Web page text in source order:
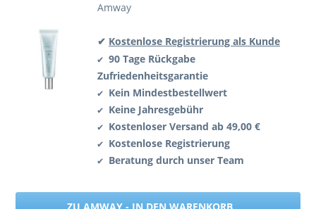
Amway
✔ Kostenlose Registrierung als Kunde
✔ 90 Tage Rückgabe
Zufriedenheitsgarantie
✔ Kein Mindestbestellwert
✔ Keine Jahresgebühr
✔ Kostenloser Versand ab 49,00 €
✔ Kostenlose Registrierung
✔ Beratung durch unser Team